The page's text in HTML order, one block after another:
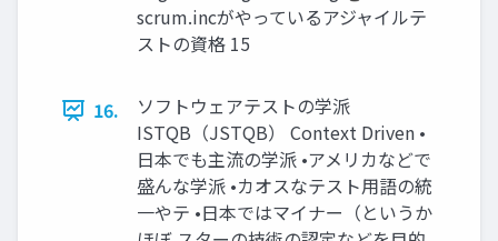
scrum.incがやっているアジャイルテ
ストの資格 15
16.
ソフトウェアテストの学派
ISTQB（JSTQB） Context Driven •
日本でも主流の学派 •アメリカなどで
盛んな学派 •カオスなテスト用語の統
一やテ •日本ではマイナー（というか